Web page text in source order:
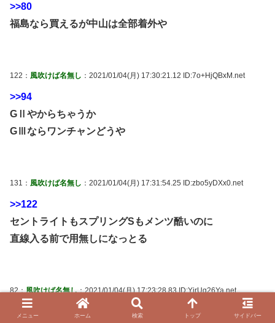
>>80
福島なら買えるが中山は全部着外や
122： 風吹けば名無し ：2021/01/04(月) 17:30:21.12 ID:7o+HjQBxM.net
>>94
GⅡやからちゃうか
GⅢならワンチャンどうや
131： 風吹けば名無し ：2021/01/04(月) 17:31:54.25 ID:zbo5yDXx0.net
>>122
セントライトもスプリングSもメンツ酷いのに
直線入る前で用無しになっとる
82：風吹けば名無し：2021/01/04(月) 17:23:28.83 ID:YirUg26Ya.net
競馬のない幸せな日々がもう終わってしまうのか…
メニュー ホーム 検索 トップ サイドバー